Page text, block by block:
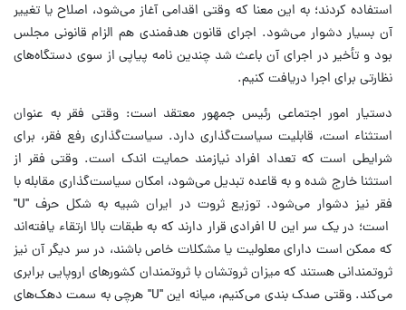
استفاده کردند؛ به این معنا که وقتی اقدامی آغاز می‌شود، اصلاح یا تغییر
آن بسیار دشوار می‌شود. اجرای قانون هدفمندی هم الزام قانونی مجلس
بود و تأخیر در اجرای آن باعث شد چندین نامه پیاپی از سوی دستگاه‌های
نظارتی برای اجرا دریافت کنیم.
دستیار امور اجتماعی رئیس جمهور معتقد است: وقتی فقر به عنوان
استثناء است، قابلیت سیاست‌گذاری دارد. سیاست‌گذاری رفع فقر، برای
شرایطی است که تعداد افراد نیازمند حمایت اندک است. وقتی فقر از
استثنا خارج شده و به قاعده تبدیل می‌شود، امکان سیاست‌گذاری مقابله با
فقر نیز دشوار می‌شود. توزیع ثروت در ایران شبیه به شکل حرف "U"
است؛ در یک سر این U افرادی قرار دارند که به طبقات بالا ارتقاء یافته‌اند
که ممکن است دارای معلولیت یا مشکلات خاص باشند، در سر دیگر آن نیز
ثروتمندانی هستند که میزان ثروتشان با ثروتمندان کشورهای اروپایی برابری
می‌کند. وقتی صدک بندی می‌کنیم،‌ میانه این "U" هرچی به سمت دهک‌های